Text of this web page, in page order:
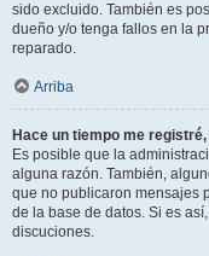
sido excluido. También es
dueño y/o tenga fallos en la
reparado.
Arriba
Hace un tiempo me
Es posible que la
alguna razón. También,
que no publicaron mensajes
de la base de datos. Si es
discuciones.